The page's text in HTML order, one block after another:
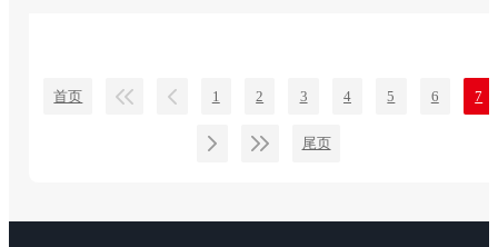
首页 1 2 3 4 5 6 7
尾页